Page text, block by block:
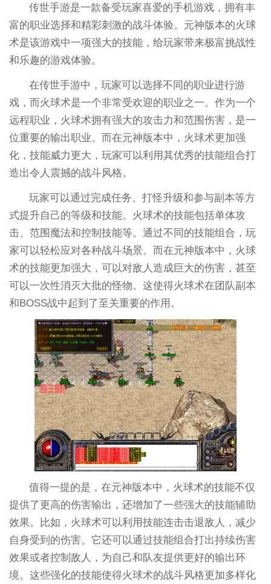
传世手游是一款备受玩家喜爱的手机游戏，拥有丰
富的职业选择和精彩刺激的战斗体验。元神版本的火球
术是该游戏中一项强大的技能，给玩家带来极富挑战性
和乐趣的游戏体验。
在传世手游中，玩家可以选择不同的职业进行游
戏，而火球术是一个非常受欢迎的职业之一。作为一个
远程职业，火球术拥有强大的攻击力和范围伤害，是一
位重要的输出职业。而在元神版本中，火球术更加强
化，技能威力更大，玩家可以利用其优秀的技能组合打
造出令人震撼的战斗风格。
玩家可以通过完成任务、打怪升级和参与副本等方
式提升自己的等级和技能。火球术的技能包括单体攻
击、范围魔法和控制技能等。通过不同的技能组合，玩
家可以轻松应对各种战斗场景。而在元神版本中，火球
术的技能更加强大，可以对敌人造成巨大的伤害，甚至
可以一次性消灭大批的怪物。这使得火球术在团队副本
和BOSS战中起到了至关重要的作用。
值得一提的是，在元神版本中，火球术的技能不仅
提供了更高的伤害输出，还增加了一些强大的技能辅助
效果。比如，火球术可以利用技能连击击退敌人，减少
自身受到的伤害。它还可以通过技能组合打出持续伤害
效果或者控制敌人，为自己和队友提供更好的输出环
境。这些强化的技能使得火球术的战斗风格更加多样化